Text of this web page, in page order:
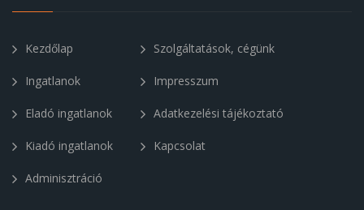
Kezdőlap
Ingatlanok
Eladó ingatlanok
Kiadó ingatlanok
Adminisztráció
Szolgáltatások, cégünk
Impresszum
Adatkezelési tájékoztató
Kapcsolat